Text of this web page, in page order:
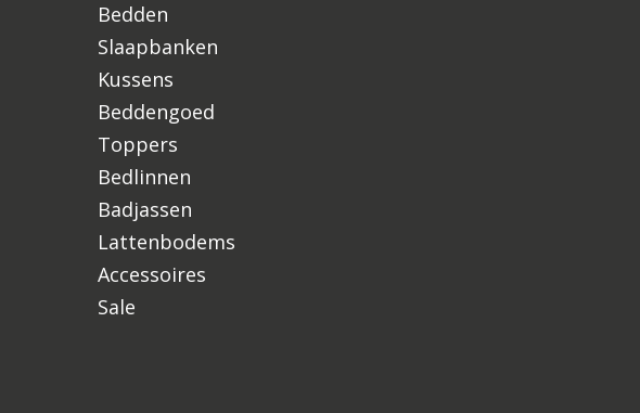
Bedden
Slaapbanken
Kussens
Beddengoed
Toppers
Bedlinnen
Badjassen
Lattenbodems
Accessoires
Sale